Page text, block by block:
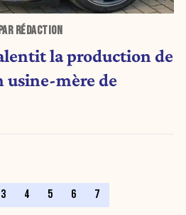
RÉDACTION
la production de
usine-mère de
3 4 5 6 7